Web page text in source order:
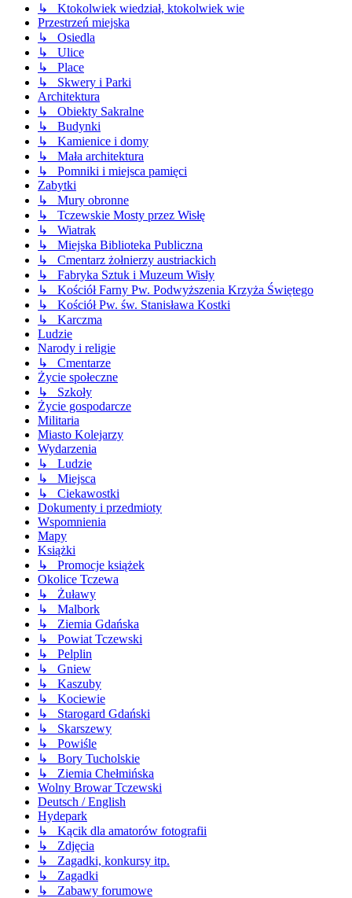
↳ Ktokolwiek wiedział, ktokolwiek wie
Przestrzeń miejska
↳ Osiedla
↳ Ulice
↳ Place
↳ Skwery i Parki
Architektura
↳ Obiekty Sakralne
↳ Budynki
↳ Kamienice i domy
↳ Mała architektura
↳ Pomniki i miejsca pamięci
Zabytki
↳ Mury obronne
↳ Tczewskie Mosty przez Wisłę
↳ Wiatrak
↳ Miejska Biblioteka Publiczna
↳ Cmentarz żołnierzy austriackich
↳ Fabryka Sztuk i Muzeum Wisły
↳ Kościół Farny Pw. Podwyższenia Krzyża Świętego
↳ Kościół Pw. św. Stanisława Kostki
↳ Karczma
Ludzie
Narody i religie
↳ Cmentarze
Życie społeczne
↳ Szkoły
Życie gospodarcze
Militaria
Miasto Kolejarzy
Wydarzenia
↳ Ludzie
↳ Miejsca
↳ Ciekawostki
Dokumenty i przedmioty
Wspomnienia
Mapy
Książki
↳ Promocje książek
Okolice Tczewa
↳ Żuławy
↳ Malbork
↳ Ziemia Gdańska
↳ Powiat Tczewski
↳ Pelplin
↳ Gniew
↳ Kaszuby
↳ Kociewie
↳ Starogard Gdański
↳ Skarszewy
↳ Powiśle
↳ Bory Tucholskie
↳ Ziemia Chełmińska
Wolny Browar Tczewski
Deutsch / English
Hydepark
↳ Kącik dla amatorów fotografii
↳ Zdjęcia
↳ Zagadki, konkursy itp.
↳ Zagadki
↳ Zabawy forumowe